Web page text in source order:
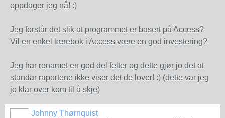
oppdager jeg nå! :)
Jeg forstår det slik at programmet er basert på Access?
Vil en enkel lærebok i Access være en god investering?
Jeg har renamet en god del felter og dette gjør jo det at
standar raportene ikke viser det de lover! :) (dette var jeg
jo klar over kom til å skje)
Johnny Thørnquist